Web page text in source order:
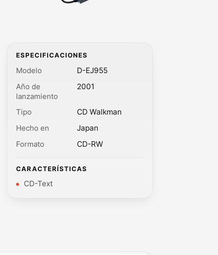
ESPECIFICACIONES
Modelo
D-EJ955
Año de
lanzamiento
2001
Tipo
CD Walkman
Hecho en
Japan
Formato
CD-RW
CARACTERÍSTICAS
CD-Text